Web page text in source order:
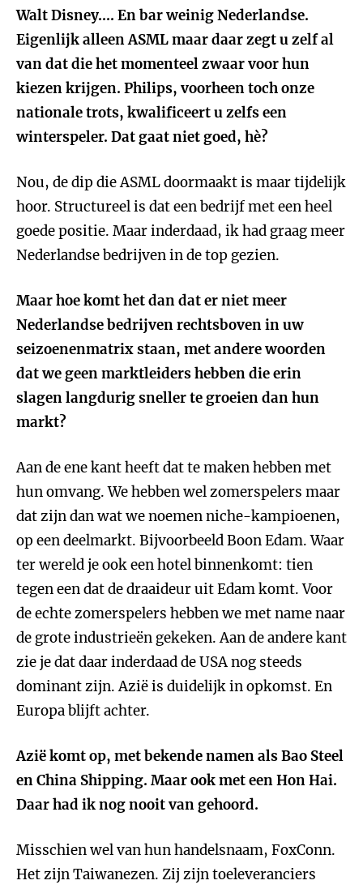
Walt Disney.... En bar weinig Nederlandse.
Eigenlijk alleen ASML maar daar zegt u zelf al
van dat die het momenteel zwaar voor hun
kiezen krijgen. Philips, voorheen toch onze
nationale trots, kwalificeert u zelfs een
winterspeler. Dat gaat niet goed, hè?
Nou, de dip die ASML doormaakt is maar tijdelijk
hoor. Structureel is dat een bedrijf met een heel
goede positie. Maar inderdaad, ik had graag meer
Nederlandse bedrijven in de top gezien.
Maar hoe komt het dan dat er niet meer
Nederlandse bedrijven rechtsboven in uw
seizoenenmatrix staan, met andere woorden
dat we geen marktleiders hebben die erin
slagen langdurig sneller te groeien dan hun
markt?
Aan de ene kant heeft dat te maken hebben met
hun omvang. We hebben wel zomerspelers maar
dat zijn dan wat we noemen niche-kampioenen,
op een deelmarkt. Bijvoorbeeld Boon Edam. Waar
ter wereld je ook een hotel binnenkomt: tien
tegen een dat de draaideur uit Edam komt. Voor
de echte zomerspelers hebben we met name naar
de grote industrieën gekeken. Aan de andere kant
zie je dat daar inderdaad de USA nog steeds
dominant zijn. Azië is duidelijk in opkomst. En
Europa blijft achter.
Azië komt op, met bekende namen als Bao Steel
en China Shipping. Maar ook met een Hon Hai.
Daar had ik nog nooit van gehoord.
Misschien wel van hun handelsnaam, FoxConn.
Het zijn Taiwanezen. Zij zijn toeleveranciers